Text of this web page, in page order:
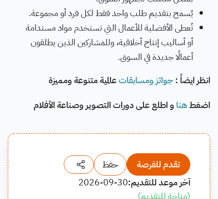
يُسمح بتقديم طلب واحد فقط لكل فرد أو مجموعة.
تُعطى الأفضلية للأعمال التي تستخدم مواد مستدامة
أو أساليب إنتاج أخلاقية، وللمشاركين الذين يطلقون
أعمالًا جديدة في السوق.
انظر ايضاً :جوائز ومسابقاتعالمية متنوعة ومميزة
اضغطهنا و اطلع على دورات التصوير وصناعة الأفلام
تقدم للفرصة
حفظ
آخر موعد للتقديم:2026-09-30
(متاحة للتقديم)